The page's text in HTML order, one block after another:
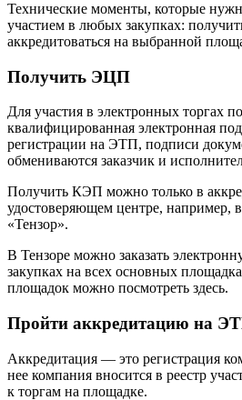
Технические моменты, которые
участием в любых закупках:
аккредитоваться на выбранной
Получить ЭЦП
Для участия в электронных торгах
квалифицированная электронная
регистрации на ЭТП, подписи
обмениваются заказчик и
Получить КЭП можно только в
удостоверяющем центре, например,
«Тензор».
В Тензоре можно заказать
закупках на всех основных
площадок можно посмотреть здесь.
Пройти аккредитацию на
Аккредитация — это регистрация
нее компания вносится в реестр
к торгам на площадке.